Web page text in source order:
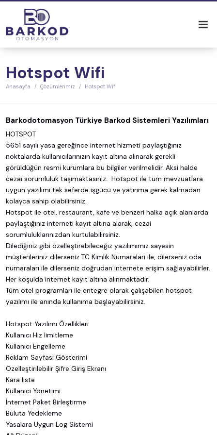
Hotspot Wifi
Anasayfa Çözümlerimiz Hotspot Wifi
Barkodotomasyon Türkiye Barkod Sistemleri Yazılımları
HOTSPOT
5651 sayılı yasa gereğince internet hizmeti paylaştığınız
noktalarda kullanıcılarınızın kayıt altına alınarak gerekli
görüldüğün resmi kurumlara bu bilgiler verilmelidir. Aksi halde
cezai sorumluluk taşımaktasınız. Hotspot ile tüm mevzuatlara
uygun yazılımı tek seferde işgücü ve yatırıma gerek kalmadan
kolayca sahip olabilirsiniz.
Hotspot ile otel, restaurant, kafe ve benzeri halka açık alanlarda
paylaştığınız interneti kayıt altına alarak, cezai
sorumluluklarınızdan kurtulabilirsiniz.
Dilediğiniz gibi özelleştirebileceğiz yazılımımız sayesin
müşterileriniz dilerseniz TC Kimlik Numaraları ile, dilerseniz oda
numaraları ile dilerseniz doğrudan internete erişim sağlayabilirler.
Her koşulda internet kayıt altına alınmaktadır.
Tüm otel programları ile entegre olarak çalışabilen hotspot
yazılımı ile anında kullanıma başlayabilirsiniz.
Hotspot Yazılımı Özellikleri
Kullanıcı Hız limitleme
Kullanıcı Engelleme
Reklam Sayfası Gösterimi
Özelleştirilebilir Şifre Giriş Ekranı
Kara liste
Kullanıcı Yönetimi
İnternet Paket Birleştirme
Buluta Yedekleme
Yasalara Uygun Log Sistemi